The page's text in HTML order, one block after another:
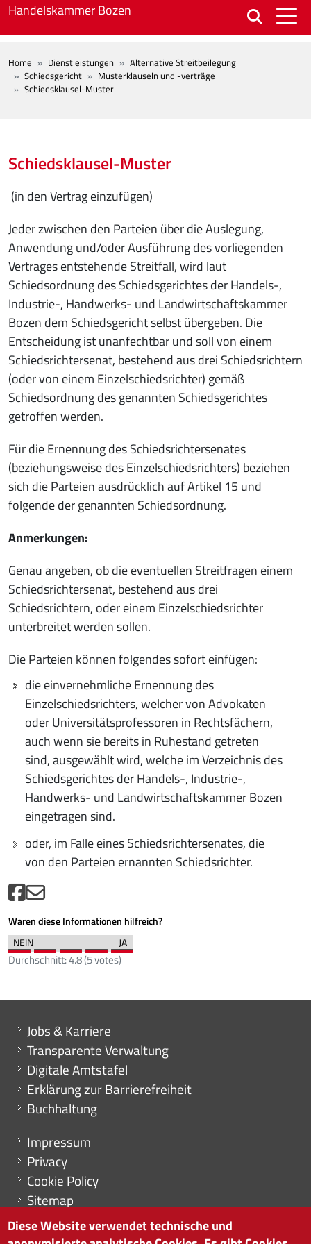
Skip to main content
Handelskammer Bozen
BREADCRUMB
Home Dienstleistungen
Alternative Streitbeilegung
Schiedsgericht
Musterklauseln und -verträge
Schiedsklausel-Muster
Schiedsklausel-Muster
(in den Vertrag einzufügen)
Jeder zwischen den Parteien über die Auslegung,
Anwendung und/oder Ausführung des vorliegenden
Vertrages entstehende Streitfall, wird laut
Schiedsordnung des Schiedsgerichtes der Handels-,
Industrie-, Handwerks- und Landwirtschaftskammer
Bozen dem Schiedsgericht selbst übergeben. Die
Entscheidung ist unanfechtbar und soll von einem
Schiedsrichtersenat, bestehend aus drei Schiedsrichtern
(oder von einem Einzelschiedsrichter) gemäß
Schiedsordnung des genannten Schiedsgerichtes
getroffen werden.
Für die Ernennung des Schiedsrichtersenates
(beziehungsweise des Einzelschiedsrichters) beziehen
sich die Parteien ausdrücklich auf Artikel 15 und
folgende der genannten Schiedsordnung.
Anmerkungen:
Genau angeben, ob die eventuellen Streitfragen einem
Schiedsrichtersenat, bestehend aus drei
Schiedsrichtern, oder einem Einzelschiedsrichter
unterbreitet werden sollen.
Die Parteien können folgendes sofort einfügen:
die einvernehmliche Ernennung des
Einzelschiedsrichters, welcher von Advokaten
oder Universitätsprofessoren in Rechtsfächern,
auch wenn sie bereits in Ruhestand getreten
sind, ausgewählt wird, welche im Verzeichnis des
Schiedsgerichtes der Handels-, Industrie-,
Handwerks- und Landwirtschaftskammer Bozen
eingetragen sind.
oder, im Falle eines Schiedsrichtersenates, die
von den Parteien ernannten Schiedsrichter.
Waren diese Informationen hilfreich?
Durchschnitt:4.8(5votes)
Mini menu di servizio
Jobs & Karriere
Transparente Verwaltung
Digitale Amtstafel
Erklärung zur Barrierefreiheit
Buchhaltung
Menu footer
Impressum
Privacy
Cookie Policy
Sitemap
Cookie-Einstellungen
Diese Website verwendet technische und